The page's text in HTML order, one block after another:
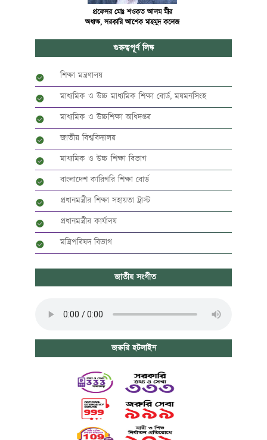
প্রফেসর মোঃ শওকত আলম মীর
অধ্যক্ষ, সরকারি আশেক মাহমুদ কলেজ
গুরুত্বপূর্ণ লিঙ্ক
শিক্ষা মন্ত্রণালয়
মাধ্যমিক ও উচ্চ মাধ্যমিক শিক্ষা বোর্ড, ময়মনসিংহ
মাধ্যমিক ও উচ্চশিক্ষা অধিদপ্তর
জাতীয় বিশ্ববিদ্যালয়
মাধ্যমিক ও উচ্চ শিক্ষা বিভাগ
বাংলাদেশ কারিগরি শিক্ষা বোর্ড
প্রধানমন্ত্রীর শিক্ষা সহায়তা ট্রাস্ট
প্রধানমন্ত্রীর কার্যালয়
মন্ত্রিপরিষদ বিভাগ
জাতীয় সংগীত
জরুরি হটলাইন